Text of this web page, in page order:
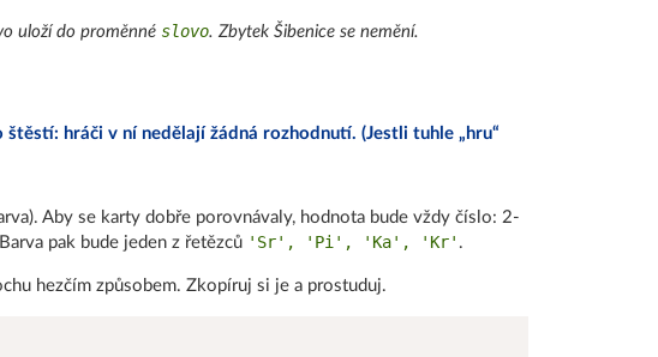
uloží do proměnné slovo. Zbytek Šibenice se nemění.
hráči v ní nedělají žádná rozhodnutí. (Jestli tuhle „hru“
Aby se karty dobře porovnávaly, hodnota bude vždy číslo: 2-
pak bude jeden z řetězců 'Sr', 'Pi', 'Ka', 'Kr' .
hezčím způsobem. Zkopíruj si je a prostuduj.